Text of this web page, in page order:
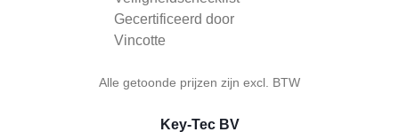
Alle getoonde prijzen zijn excl. BTW
Key-Tec BV